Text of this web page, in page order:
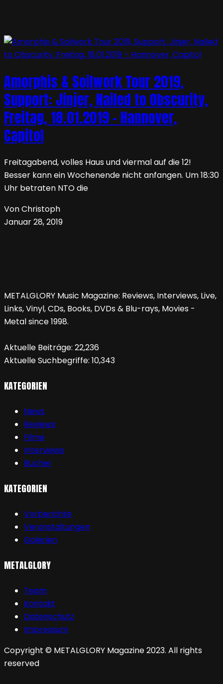
Amorphis & Soilwork Tour 2019,
Support: Jinjer, Nailed to Obscurity,
Freitag, 18.01.2019 – Hannover,
Capitol
Freitagabend, volles Haus und viermal auf die 12!
Besser kann ein Wochenende nicht anfangen. Um 18:30
Uhr betraten NTO die
Von Christoph
Januar 28, 2019
METALGLORY Music Magazine: Reviews, Interviews, Live,
Links, Vinyl, CDs, Books, DVDs & Blu-rays, Movies -
Metal since 1998.
Aktuelle Beiträge: 22,236
Aktuelle Suchbegriffe: 10,343
KATEGORIEN
News
Reviews
Filme
Interviews
Bücher
KATEGORIEN
Vorberichte
Veranstaltungen
Galerien
METALGLORY
Team
Kontakt
Datenschutz
Impressum
Copyright © METALGLORY Magazine 2023. All rights
reserved